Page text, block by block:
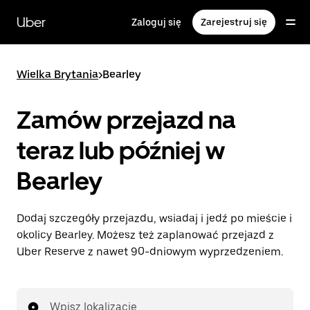
głównej
zawartości
Uber Zaloguj się Zarejestruj się
Wielka Brytania>Bearley
Zamów przejazd na
teraz lub później w
Bearley
Dodaj szczegóły przejazdu, wsiadaj i jedź po mieście i
okolicy Bearley. Możesz też zaplanować przejazd z
Uber Reserve z nawet 90-dniowym wyprzedzeniem.
Wpisz lokalizację